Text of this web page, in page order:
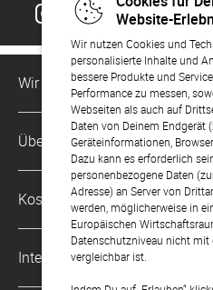
Website-
Wir nutzen Cookies und
personalisierte Inhalte und
bessere Produkte und
Performance zu messen,
Webseiten als auch auf
Daten von Deinem Endgerät
Geräteinformationen,
Dazu kann es erforderlich
personenbezogene Daten
Adresse) an Server von
werden, möglicherweise in
Europäischen
Datenschutzniveau nicht mit
vergleichbar ist.
Wir sind für Dich da
Kundenservice-Hotline
0221 956 725 10
Mo. - Fr. von 9 bis 17 Uhr
kontakt@sendmoments.de
Über Uns
Philosophie
Karriere
Impressum
AGB & Widerrufsrecht
Kostenlose Services
Musterkarten
International